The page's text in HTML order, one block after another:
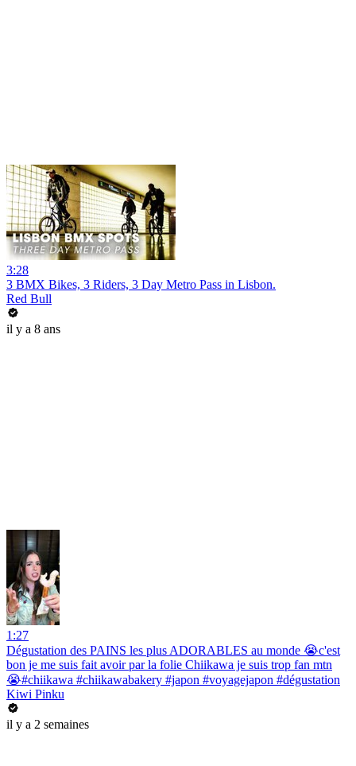
3:28
3 BMX Bikes, 3 Riders, 3 Day Metro Pass in Lisbon.
Red Bull
il y a 8 ans
1:27
Dégustation des PAINS les plus ADORABLES au monde 😭c'est
bon je me suis fait avoir par la folie Chiikawa je suis trop fan mtn
😭#chiikawa #chiikawabakery #japon #voyagejapon #dégustation
Kiwi Pinku
il y a 2 semaines